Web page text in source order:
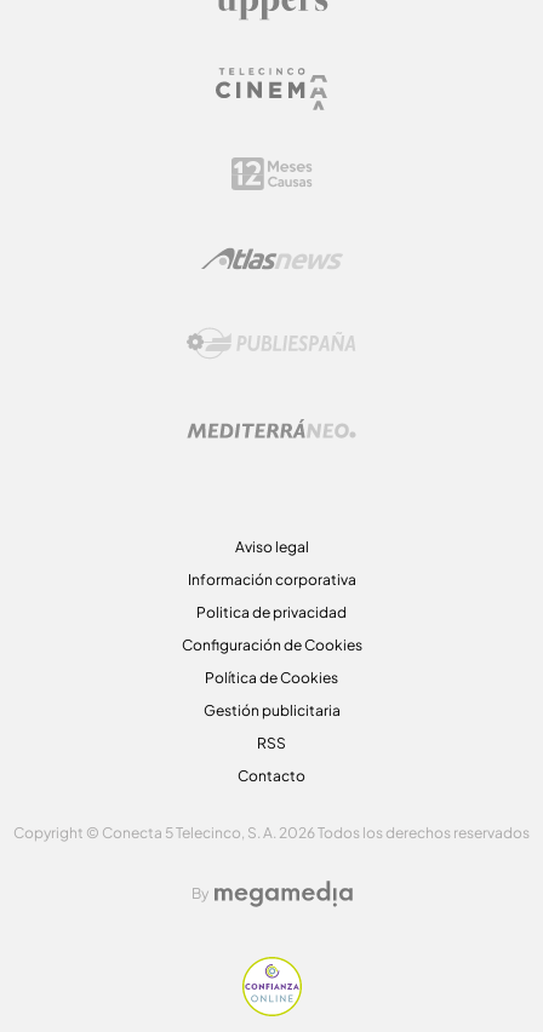
Aviso legal
Información corporativa
Politica de privacidad
Configuración de Cookies
Política de Cookies
Gestión publicitaria
RSS
Contacto
Copyright © Conecta 5 Telecinco, S. A. 2026 Todos los derechos reservados
By